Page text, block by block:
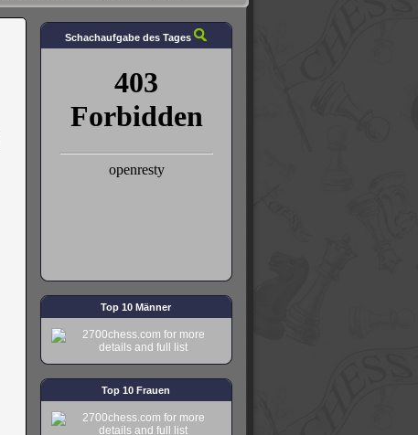
Schachaufgabe des Tages
Top 10 Männer
Top 10 Frauen